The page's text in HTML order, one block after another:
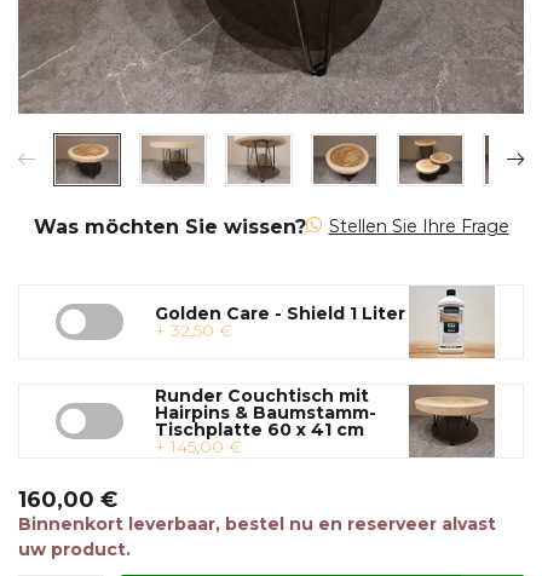
Was möchten Sie wissen? Stellen Sie Ihre Frage
Golden Care - Shield 1 Liter
+ 32,50 €
Runder Couchtisch mit
Hairpins & Baumstamm-
Tischplatte 60 x 41 cm
+ 145,00 €
160,00 €
Binnenkort leverbaar, bestel nu en reserveer alvast
uw product.